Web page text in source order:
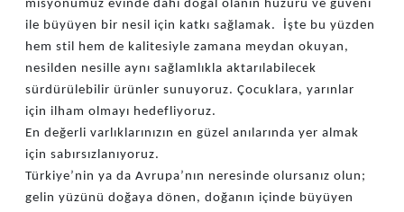
misyonumuz evinde dahi doğal olanın huzuru ve güveni
ile büyüyen bir nesil için katkı sağlamak. İşte bu yüzden
hem stil hem de kalitesiyle zamana meydan okuyan,
nesilden nesille aynı sağlamlıkla aktarılabilecek
sürdürülebilir ürünler sunuyoruz. Çocuklara, yarınlar
için ilham olmayı hedefliyoruz.
En değerli varlıklarınızın en güzel anılarında yer almak
için sabırsızlanıyoruz.
Türkiye’nin ya da Avrupa’nın neresinde olursanız olun;
gelin yüzünü doğaya dönen, doğanın içinde büyüyen